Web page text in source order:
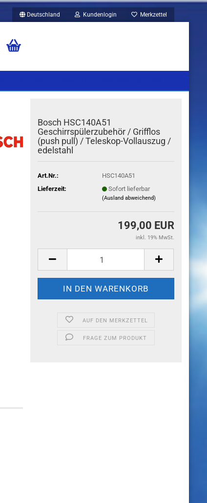
Deutschland Kundenlogin Merkzettel
Bosch HSC140A51
Geschirrspülerzubehör / Grifflos
(push pull) / Teleskop-Vollauszug /
edelstahl
Art.Nr.:
HSC140A51
Lieferzeit:
Sofort lieferbar
(Ausland abweichend)
199,00 EUR
inkl. 19% MwSt.
AUF DEN MERKZETTEL
FRAGE ZUM PRODUKT